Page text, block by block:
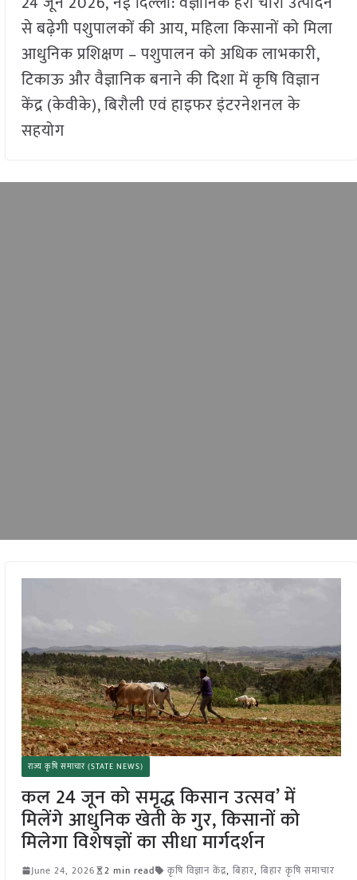
से बढ़ेगी पशुपालकों की आय, महिला किसानों को मिला
आधुनिक प्रशिक्षण – पशुपालन को अधिक लाभकारी,
टिकाऊ और वैज्ञानिक बनाने की दिशा में कृषि विज्ञान
केंद्र (केवीके), बिरौली एवं हाइफर इंटरनेशनल के
सहयोग
राज्य कृषि समाचार (STATE NEWS)
कल 24 जून को समृद्ध किसान उत्सव’ में
मिलेंगे आधुनिक खेती के गुर, किसानों को
मिलेगा विशेषज्ञों का सीधा मार्गदर्शन
June 24, 2026 2 min read कृषि विज्ञान केंद्र, बिहार, बिहार कृषि समाचार